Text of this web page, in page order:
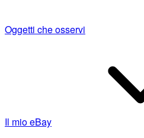
Oggetti che osservi
Il mio eBay